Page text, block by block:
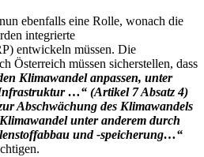
ebenfalls eine Rolle, wonach die
integrierte
entwickeln müssen. Die
Österreich müssen sicherstellen, dass
Klimawandel anpassen, unter
…“ (Artikel 7 Absatz 4)
Abschwächung des Klimawandels
unter anderem durch
und -speicherung…“